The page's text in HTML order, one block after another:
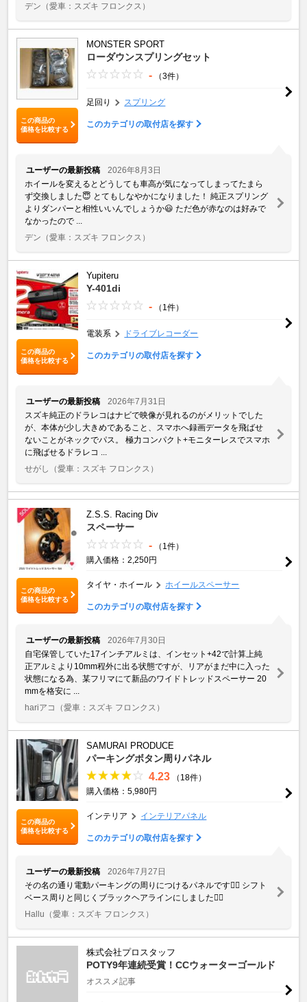
デン （愛車：スズキ フロンクス）
この商品の
価格を比較する
MONSTER SPORT
ローダウンスプリングセット
- （3件）
足回り スプリング
このカテゴリの取付店を探す
ユーザーの最新投稿
2026年8月3日
ホイールを変えるとどうしても車高が気になってしまってたまら
ず交換しました😇 とてもしなやかになりました！ 純正スプリング
よりダンパーと相性いいんでしょうか😃 ただ色が赤なのは好みで
なかったので ...
デン （愛車：スズキ フロンクス）
この商品の
価格を比較する
Yupiteru
Y-401di
- （1件）
電装系 ドライブレコーダー
このカテゴリの取付店を探す
ユーザーの最新投稿
2026年7月31日
スズキ純正のドラレコはナビで映像が見れるのがメリットでした
が、本体が少し大きめであること、スマホへ録画データを飛ばせ
ないことがネックでパス。 極力コンパクト+モニターレスでスマホ
に飛ばせるドラレコ ...
せがし
（愛車：スズキ フロンクス）
この商品の
価格を比較する
Z.S.S. Racing Div
スペーサー
-
（1件）
購入価格：2,250円
タイヤ・ホイール ホイールスペーサー
このカテゴリの取付店を探す
ユーザーの最新投稿
2026年7月30日
自宅保管していた17インチアルミは、インセット+42で計算上純
正アルミより10mm程外に出る状態ですが、リアがまだ中に入った
状態になる為、某フリマにて新品のワイドトレッドスペーサー 20
mmを格安に ...
hariアコ
（愛車：スズキ フロンクス）
この商品の
価格を比較する
SAMURAI PRODUCE
パーキングボタン周りパネル
4.23
（18件）
購入価格：5,980円
インテリア インテリアパネル
このカテゴリの取付店を探す
ユーザーの最新投稿
2026年7月27日
その名の通り電動パーキングの周りにつけるパネルです👌🏻 シフト
ベース周りと同じくブラックヘアラインにしました👌🏻
Hallu （愛車：スズキ フロンクス）
株式会社プロスタッフ
POTY9年連続受賞！CCウォーターゴールド
オススメ記事